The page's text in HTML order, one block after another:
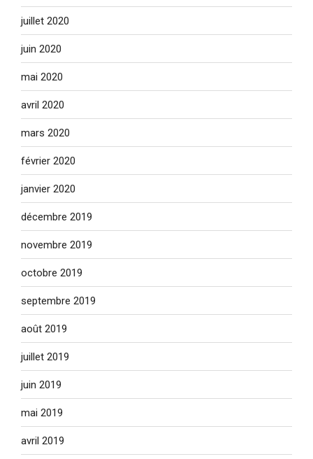
juillet 2020
juin 2020
mai 2020
avril 2020
mars 2020
février 2020
janvier 2020
décembre 2019
novembre 2019
octobre 2019
septembre 2019
août 2019
juillet 2019
juin 2019
mai 2019
avril 2019